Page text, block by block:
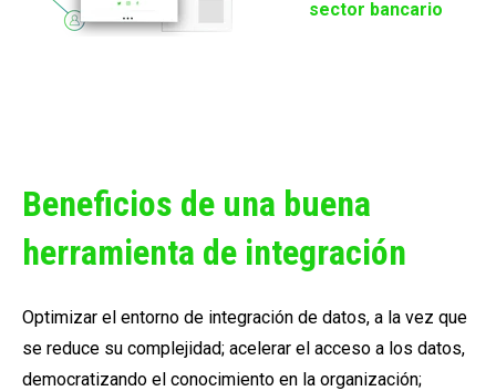
sector bancario
Beneficios de una buena
herramienta de integración
Optimizar el entorno de integración de datos, a la vez que
se reduce su complejidad; acelerar el acceso a los datos,
democratizando el conocimiento en la organización;